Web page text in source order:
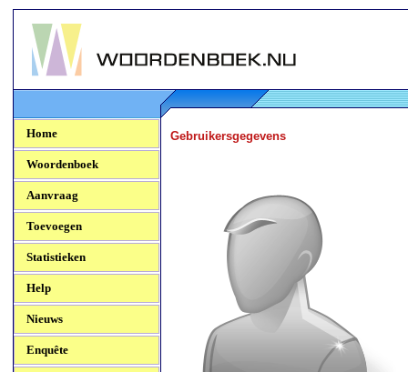
Woordenboek.NU
Home
Woordenboek
Aanvraag
Toevoegen
Statistieken
Help
Nieuws
Enquête
Gebruikersgegevens